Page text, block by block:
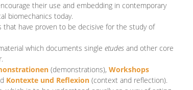
their use and embedding in contemporary
biomechanics today.
have proven to be decisive for the study of
which documents single etudes and other core
(demonstrations), Workshops
Kontexte und Reflexion (context and reflection).